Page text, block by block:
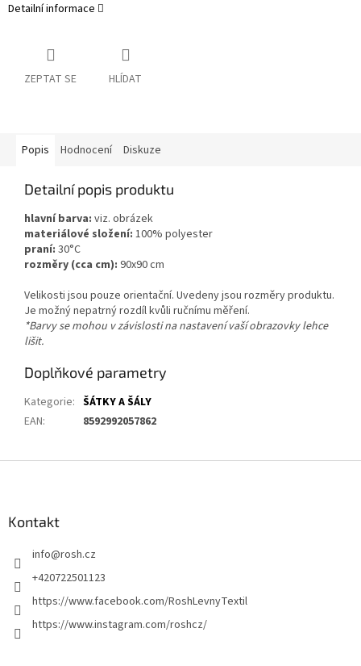
Detailní informace
ZEPTAT SE HLÍDAT
Popis Hodnocení Diskuze
Detailní popis produktu
hlavní barva: viz. obrázek
materiálové složení: 100% polyester
praní: 30°C
rozměry (cca cm): 90x90 cm
Velikosti jsou pouze orientační. Uvedeny jsou rozměry produktu.
Je možný nepatrný rozdíl kvůli ručnímu měření.
*Barvy se mohou v závislosti na nastavení vaší obrazovky lehce
lišit.
Doplňkové parametry
Kategorie: ŠÁTKY A ŠÁLY
EAN: 8592992057862
Kontakt
info@rosh.cz
+420722501123
https://www.facebook.com/RoshLevnyTextil
https://www.instagram.com/roshcz/